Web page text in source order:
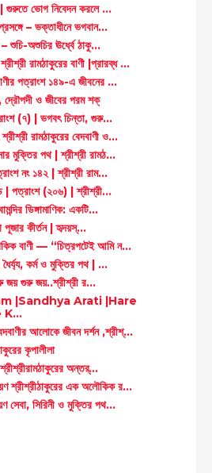
| গুরুতে ভোগ নিবেদন করলে ...
– ভক্তাধীনে ভগবান...
শুচি-অশুচির ঊর্ধ্বে ঠাকু...
রামঠাকুরের বাণী |প্রারব্ধ ...
পত্রাংশ ১৪৯-এ জীবনের ...
দ্রৌপদী ও জীবের পরম শক্
(৭) | ভগবৎ চিন্তা, গুরু...
রামঠাকুরের বেদবাণী ও...
মুক্তির পথ | শ্রীশ্রী রামঠ...
নং ১৪২ | শ্রীশ্রী রাম...
| পত্রাংশ (২০৬) | শ্রীশ্রী...
ডিঙ্গামাণিক: একটি...
পূজার কীর্তন | হৃদয়স্...
বাণী — “চিত্রপটেই আমি ন...
কর্ম ও মুক্তির পথ | ...
জয় গুরু জয়..শ্রীশ্রী র...
|Sandhya Arati |Hare
K...
আলোকে জীবন দর্শন ,শ্রীশ্...
কৃপালীলা
অন্তর্...
শ্রীশ্রীঠাকুরের এক অলৌকিক র...
সেবা, সিরিনী ও মুক্তির পথ...